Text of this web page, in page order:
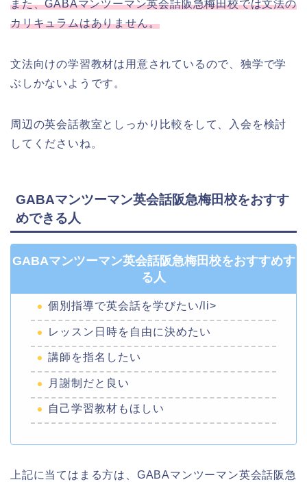
また、GABAマンツーマン英会話阪急梅田校では文法の
カリキュラムはありません。
文法向けの学習教材は用意されているので、独学で学
ぶしかないようです。
周辺の英会話教室としっかり比較をして、入会を検討
してくださいね。
GABAマンツーマン英会話阪急梅田校をおすす
めできる人
GABAマンツーマン英会話阪急梅田校をおすすめす
る人
個別指導で英会話を学びたい/li>
レッスン日時を自由に決めたい
講師を指名したい
月謝制だと良い
自己学習教材もほしい
上記に当てはまる方は、GABAマンツーマン英会話阪急